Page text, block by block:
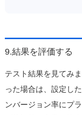
9.結果を評価する
テスト結果を見てみ
った場合は、設定し
ンバージョン率にプ